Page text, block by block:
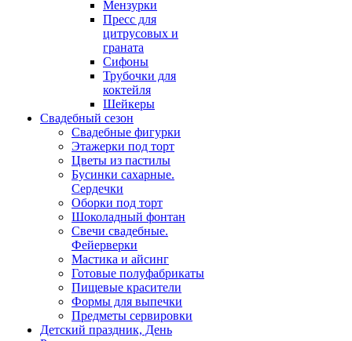
Мензурки
Пресс для
цитрусовых и
граната
Сифоны
Трубочки для
коктейля
Шейкеры
Свадебный сезон
Свадебные фигурки
Этажерки под торт
Цветы из пастилы
Бусинки сахарные.
Сердечки
Оборки под торт
Шоколадный фонтан
Свечи свадебные.
Фейерверки
Мастика и айсинг
Готовые полуфабрикаты
Пищевые красители
Формы для выпечки
Предметы сервировки
Детский праздник, День